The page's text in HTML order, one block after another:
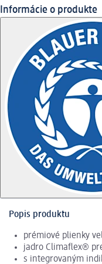
Informácie o produkte
Popis produktu
prémiové plienky
jadro Climaflex®
s integrovaným